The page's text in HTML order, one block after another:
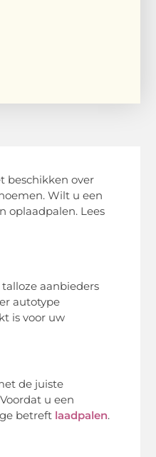
beschikken over
Wilt u een
oplaadpalen. Lees
aanbieders
autotype
is voor uw
de juiste
u een
betreft laadpalen.